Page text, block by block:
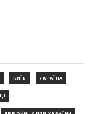
КИЇВ УКРАЇНА